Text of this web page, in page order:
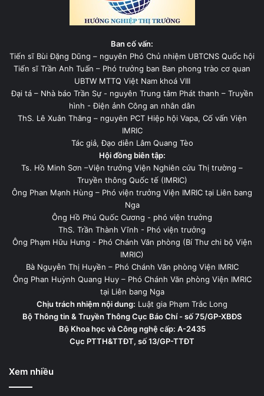
Ban cố vấn:
Tiến sĩ Bùi Đặng Dũng – nguyên Phó Chủ nhiệm UBTCNS Quốc hội
Tiến sĩ Trần Anh Tuấn – Phó trưởng ban Ban phong trào cơ quan
UBTW MTTQ Việt Nam khoá VIII
Đại tá – Nhà báo Trần Sự - nguyên Trung tâm Phát thanh – Truyền
hình - Điện ảnh Công an nhân dân
ThS. Lê Xuân Thăng – nguyên PCT Hiệp hội Vapa, Cố vấn Viện
IMRIC
Tác giả, Đạo diễn Lâm Quang Tèo
Hội đồng biên tập:
Ts. Hồ Minh Sơn –Viện trưởng Viện Nghiên cứu Thị trường –
Truyền thông Quốc tế (IMRIC)
Ông Phan Mạnh Hùng – Phó viện trưởng Viện IMRIC tại Liên bang
Nga
Ông Hồ Phú Quốc Cương - phó viện trưởng
ThS. Trần Thành Vĩnh - Phó viện trưởng
Ông Phạm Hữu Hưng - Phó Chánh Văn phòng (Bí Thư chi bộ Viện
IMRIC)
Bà Nguyễn Thị Huyền – Phó Chánh Văn phòng Viện IMRIC
Ông Phan Huỳnh Quang Huy – Phó Chánh Văn phòng Viện IMRIC
tại Liên bang Nga
Chịu trách nhiệm nội dung: Luật gia Phạm Trắc Long
Bộ Thông tin & Truyền Thông Cục Báo Chí - số 75/GP-XBĐS
Bộ Khoa học và Công nghệ cấp: A-2435
Cục PTTH&TTĐT, số 13/GP-TTĐT
Xem nhiều